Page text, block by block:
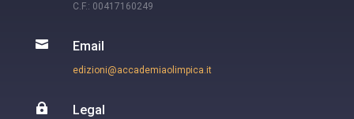
C.F.: 00417160249
 Email
edizioni@accademiaolimpica.it
 Legal